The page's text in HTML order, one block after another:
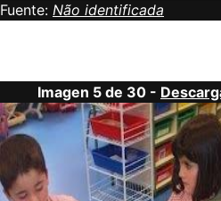
Fuente: Não identificada
Imagen 5 de 30 -